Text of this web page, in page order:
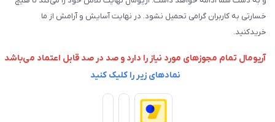
خسارتی به کاربران گرامی تحمیل نشود. در نهایت آسایش و آرامش از ما
خریدکنید.
آریومال تمام مجوزهای مورد نیاز را دارد و صد در صد قابل اعتماد می‌باشد
نمادهای زیر را کلیک کنید